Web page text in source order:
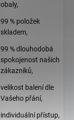
obaly,
99 % položek
skladem,
99 % dlouhodobá
spokojenost našich
zákazníků,
velikost balení dle
Vašeho přání,
individuální přístup,